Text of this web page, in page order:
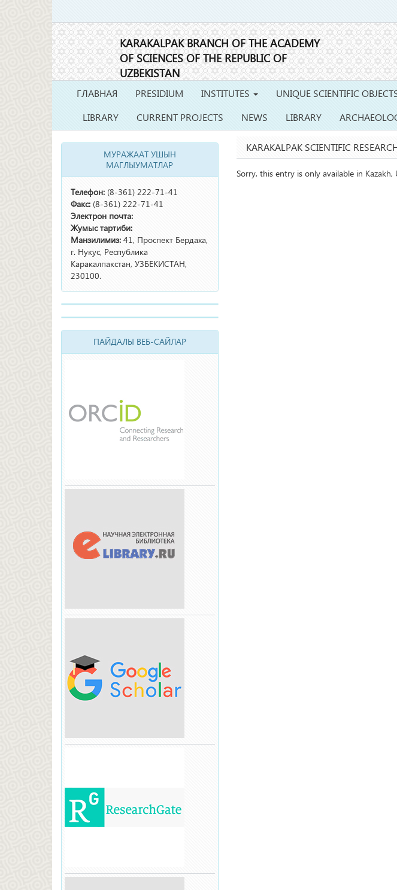
KARAKALPAK BRANCH OF THE ACADEMY
OF SCIENCES OF THE REPUBLIC OF
UZBEKISTAN
ГЛАВНАЯ PRESIDIUM INSTITUTES UNIQUE SCIENTIFIC
LIBRARY
CURRENT PROJECTS NEWS LIBRARY
МУРАЖААТ УШЫН
МАГЛЫУМАТЛАР
Телефон: (8-361) 222-71-41
Факс: (8-361) 222-71-41
Электрон почта:
Жумыс тартиби:
Манзилимиз: 41, Проспект Бердаха,
г. Нукус, Республика
Каракалпакстан, УЗБЕКИСТАН,
230100.
ПАЙДАЛЫ ВЕБ-САЙЛАР
KARAKALPAK SCIENTIFIC
Sorry, this entry is only available in Kazakh,